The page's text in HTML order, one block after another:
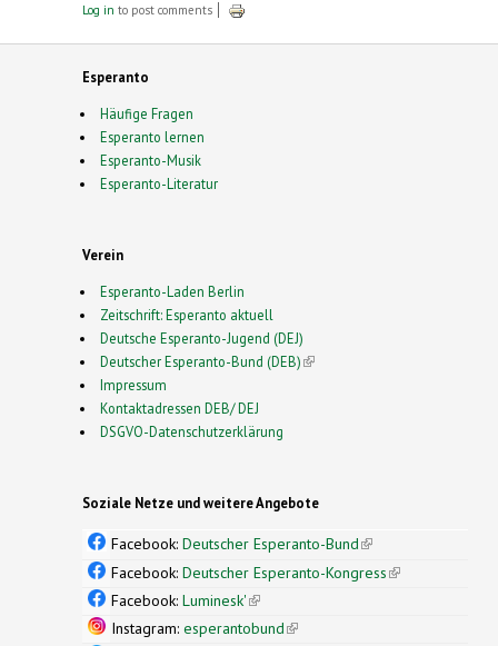
Log in to post comments
Esperanto
Häufige Fragen
Esperanto lernen
Esperanto-Musik
Esperanto-Literatur
Verein
Esperanto-Laden Berlin
Zeitschrift: Esperanto aktuell
Deutsche Esperanto-Jugend (DEJ)
Deutscher Esperanto-Bund (DEB)(link is external)
Impressum
Kontaktadressen DEB/ DEJ
DSGVO-Datenschutzerklärung
Soziale Netze und weitere Angebote
Facebook: Deutscher Esperanto-Bund(link is
external)
Facebook: Deutscher Esperanto-Kongress(link is
Facebook: Luminesk'(link is external)
Instagram: esperantobund(link is external)